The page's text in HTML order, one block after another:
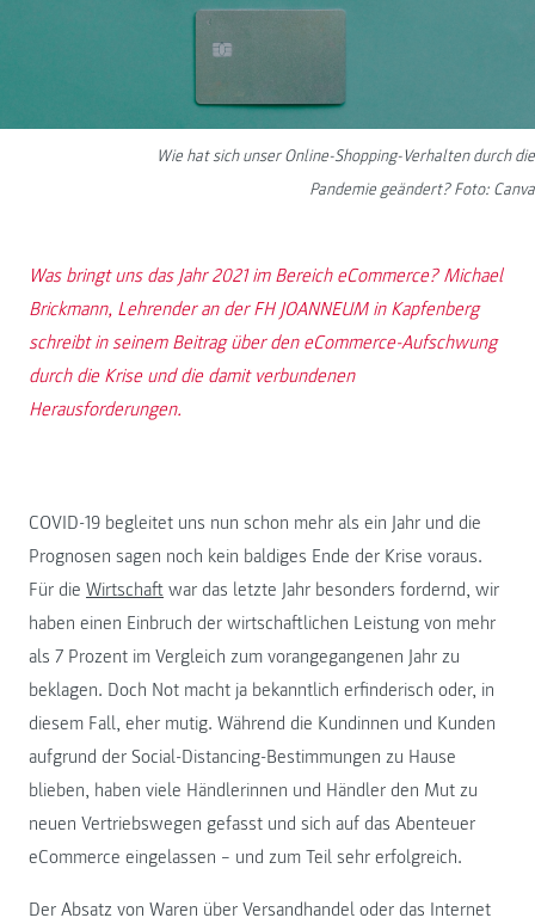
Wie hat sich unser Online-Shopping-Verhalten durch die
Pandemie geändert? Foto: Canva
Was bringt uns das Jahr 2021 im Bereich eCommerce? Michael
Brickmann, Lehrender an der FH JOANNEUM in Kapfenberg
schreibt in seinem Beitrag über den eCommerce-Aufschwung
durch die Krise und die damit verbundenen
Herausforderungen.
COVID-19 begleitet uns nun schon mehr als ein Jahr und die
Prognosen sagen noch kein baldiges Ende der Krise voraus.
Für die Wirtschaft war das letzte Jahr besonders fordernd, wir
haben einen Einbruch der wirtschaftlichen Leistung von mehr
als 7 Prozent im Vergleich zum vorangegangenen Jahr zu
beklagen. Doch Not macht ja bekanntlich erfinderisch oder, in
diesem Fall, eher mutig. Während die Kundinnen und Kunden
aufgrund der Social-Distancing-Bestimmungen zu Hause
blieben, haben viele Händlerinnen und Händler den Mut zu
neuen Vertriebswegen gefasst und sich auf das Abenteuer
eCommerce eingelassen – und zum Teil sehr erfolgreich.
Der Absatz von Waren über Versandhandel oder das Internet